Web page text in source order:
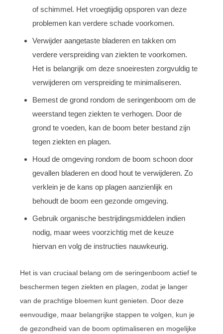
of schimmel. Het vroegtijdig opsporen van deze
problemen kan verdere schade voorkomen.
Verwijder aangetaste bladeren en takken om
verdere verspreiding van ziekten te voorkomen.
Het is belangrijk om deze snoeiresten zorgvuldig te
verwijderen om verspreiding te minimaliseren.
Bemest de grond rondom de seringenboom om de
weerstand tegen ziekten te verhogen. Door de
grond te voeden, kan de boom beter bestand zijn
tegen ziekten en plagen.
Houd de omgeving rondom de boom schoon door
gevallen bladeren en dood hout te verwijderen. Zo
verklein je de kans op plagen aanzienlijk en
behoudt de boom een gezonde omgeving.
Gebruik organische bestrijdingsmiddelen indien
nodig, maar wees voorzichtig met de keuze
hiervan en volg de instructies nauwkeurig.
Het is van cruciaal belang om de seringenboom actief te
beschermen tegen ziekten en plagen, zodat je langer
van de prachtige bloemen kunt genieten. Door deze
eenvoudige, maar belangrijke stappen te volgen, kun je
de gezondheid van de boom optimaliseren en mogelijke